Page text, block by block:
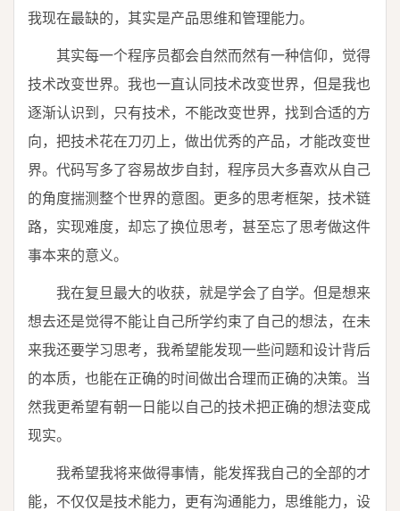
我现在最缺的，其实是产品思维和管理能力。
其实每一个程序员都会自然而然有一种信仰，觉得
技术改变世界。我也一直认同技术改变世界，但是我也
逐渐认识到，只有技术，不能改变世界，找到合适的方
向，把技术花在刀刃上，做出优秀的产品，才能改变世
界。代码写多了容易故步自封，程序员大多喜欢从自己
的角度揣测整个世界的意图。更多的思考框架，技术链
路，实现难度，却忘了换位思考，甚至忘了思考做这件
事本来的意义。
我在复旦最大的收获，就是学会了自学。但是想来
想去还是觉得不能让自己所学约束了自己的想法，在未
来我还要学习思考，我希望能发现一些问题和设计背后
的本质，也能在正确的时间做出合理而正确的决策。当
然我更希望有朝一日能以自己的技术把正确的想法变成
现实。
我希望我将来做得事情，能发挥我自己的全部的才
能，不仅仅是技术能力，更有沟通能力，思维能力，设